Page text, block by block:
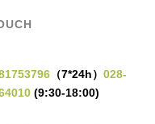
（7*24h） 028-
(9:30-18:00)